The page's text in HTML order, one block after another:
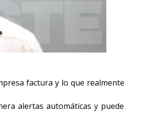
factura y lo que realmente
alertas automáticas y puede